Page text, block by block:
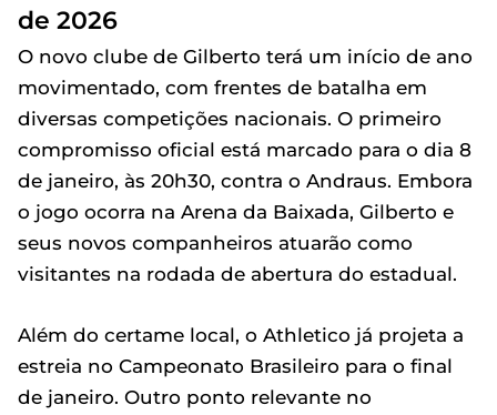
de 2026
O novo clube de Gilberto terá um início de ano
movimentado, com frentes de batalha em
diversas competições nacionais. O primeiro
compromisso oficial está marcado para o dia 8
de janeiro, às 20h30, contra o Andraus. Embora
o jogo ocorra na Arena da Baixada, Gilberto e
seus novos companheiros atuarão como
visitantes na rodada de abertura do estadual.
Além do certame local, o Athletico já projeta a
estreia no Campeonato Brasileiro para o final
de janeiro. Outro ponto relevante no